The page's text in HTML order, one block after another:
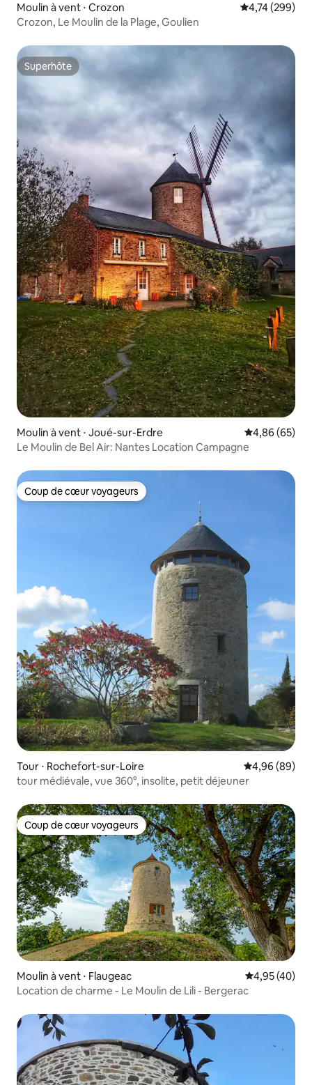
Moulin à vent ⋅ Crozon Évaluation
4,74 (299)
Crozon, Le Moulin de la Plage, Goulien
Superhôte
Superhôte
Moulin à vent ⋅ Joué-sur-Erdre Évaluation
4,86 (65)
Le Moulin de Bel Air: Nantes Location Campagne
Coup de cœur voyageurs
Coup de cœur voyageurs
Tour ⋅ Rochefort-sur-Loire Évaluation
4,96 (89)
tour médiévale, vue 360°, insolite, petit déjeuner
Coup de cœur voyageurs
Coup de cœur voyageurs
Moulin à vent ⋅ Flaugeac Évaluation
4,95 (40)
Location de charme - Le Moulin de Lili - Bergerac